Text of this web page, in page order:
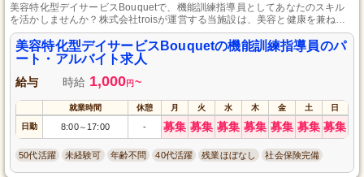
美容特化型デイサービスBouquetで、機能訓練指導員としてあなたのスキル
を活かしませんか？株式会社troisが運営する当施設は、美容と健康を兼ね備
えた新しい形のデイサービスを提供しています。雇用形態はパート・アルバ
イトで、自分のペースで働ける環境を整えています。貴重な機会をぜひお見
逃しなく！
美容特化型デイサービスBouquetの機能訓練指導員のパ
ート・アルバイト求人
給与 時給 1,000円 ~
就業時間 休憩 月 火 水 木 金 土 日
日勤 8:00～ 17:00 - 募集 募集 募集 募集 募集 募集 募集
50代活躍 未経験可 年齢不問 40代活躍 残業ほぼなし 社会保険完備